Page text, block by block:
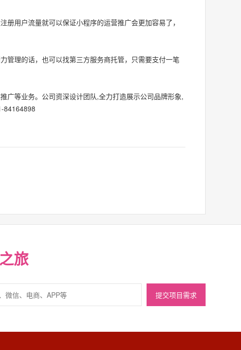
用户流量就可以保证小程序的运营推广会更加容易了，
管理的话，也可以找第三方服务商托管，只需要支付一笔
广等业务。公司资深设计团队,全力打造展示公司品牌形象,
84164898
旅
提交项目需求